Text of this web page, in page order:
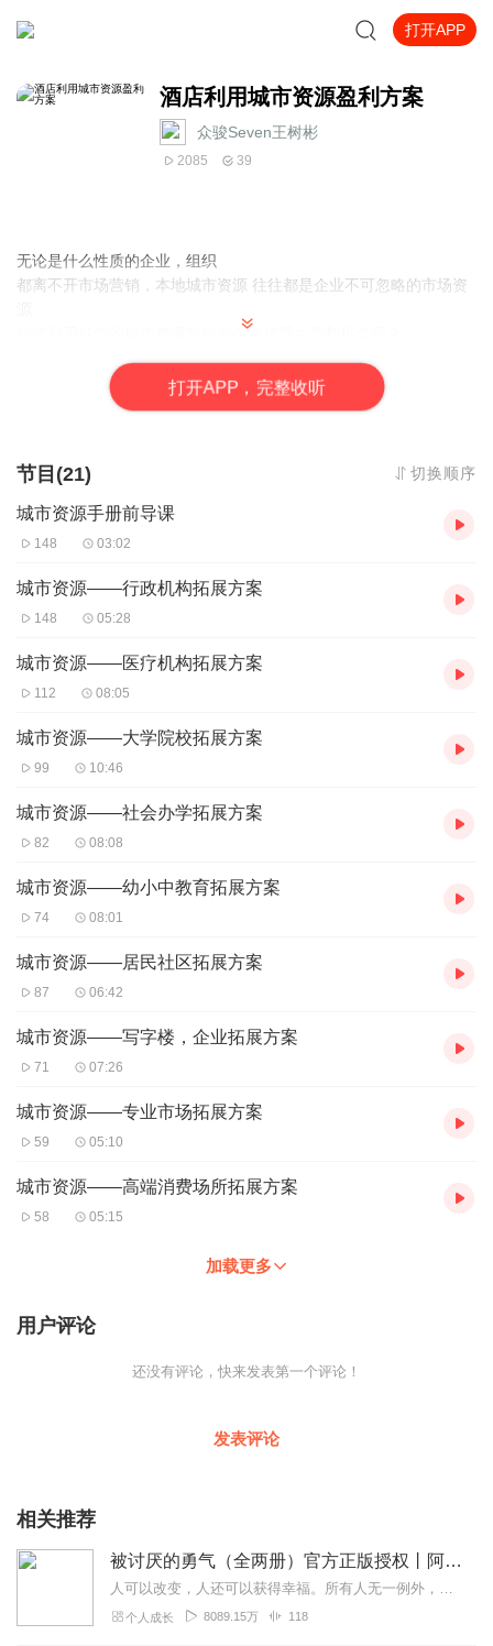
打开APP
酒店利用城市资源盈利方案
众骏Seven王树彬
2085 39
无论是什么性质的企业，组织
都离不开市场营销，本地城市资源 往往都是企业不可忽略的市场资
如何利用好您的城市资源为你的企业代理生意和机会呢？
相信及时不是酒店行业的组织，也会找到你的领域的灵感
打开APP，完整收听
节目(21) 切换顺序
城市资源手册前导课
148 03:02
城市资源——行政机构拓展方案
148 05:28
城市资源——医疗机构拓展方案
112 08:05
城市资源——大学院校拓展方案
99 10:46
城市资源——社会办学拓展方案
82 08:08
城市资源——幼小中教育拓展方案
74 08:01
城市资源——居民社区拓展方案
87 06:42
城市资源——写字楼，企业拓展方案
71 07:26
城市资源——专业市场拓展方案
59 05:10
城市资源——高端消费场所拓展方案
58 05:15
加载更多
用户评论
还没有评论，快来发表第一个评论！
发表评论
相关推荐
被讨厌的勇气（全两册）官方正版授权丨阿德勒心理学畅销经典｜幸福的勇气
人可以改变，人还可以获得幸福。所有人无一例外，都能如此。——阿德勒心理学一名深陷自卑、无能与不幸福的青年，听到了一名哲人主张的“世界无比单纯，人人都能幸福”便来...
个人成长 8089.15万 118